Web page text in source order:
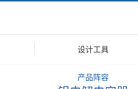
设计工具
产品阵容